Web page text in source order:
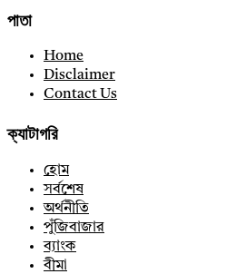
পাতা
Home
Disclaimer
Contact Us
ক্যাটাগরি
হোম
সর্বশেষ
অর্থনীতি
পুঁজিবাজার
ব্যাংক
বীমা